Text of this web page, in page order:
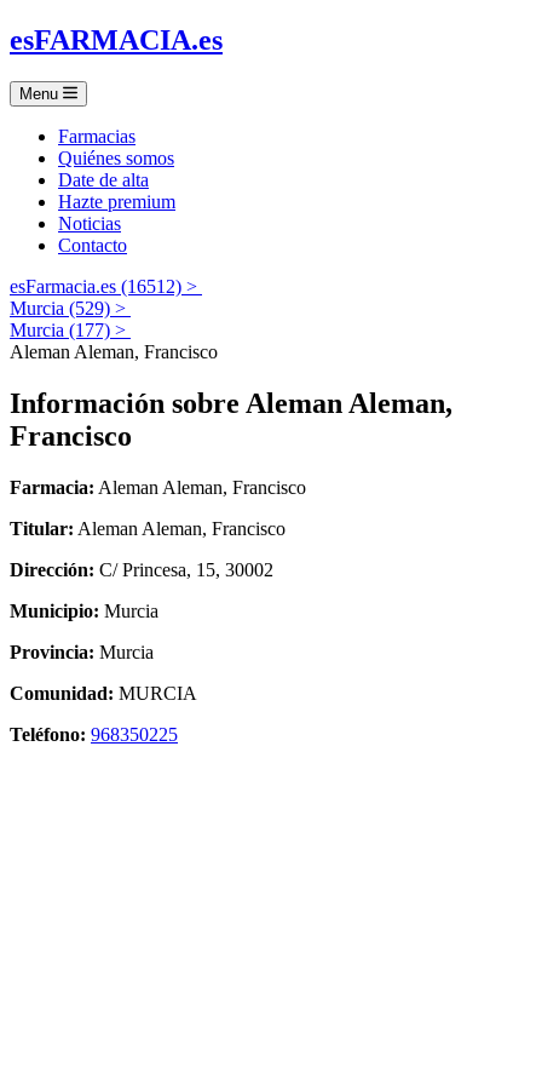
esFARMACIA.es
Menu
Farmacias
Quiénes somos
Date de alta
Hazte premium
Noticias
Contacto
esFarmacia.es (16512) >
Murcia (529) >
Murcia (177) >
Aleman Aleman, Francisco
Información sobre Aleman Aleman,
Francisco
Farmacia: Aleman Aleman, Francisco
Titular: Aleman Aleman, Francisco
Dirección: C/ Princesa, 15, 30002
Municipio: Murcia
Provincia: Murcia
Comunidad: MURCIA
Teléfono: 968350225